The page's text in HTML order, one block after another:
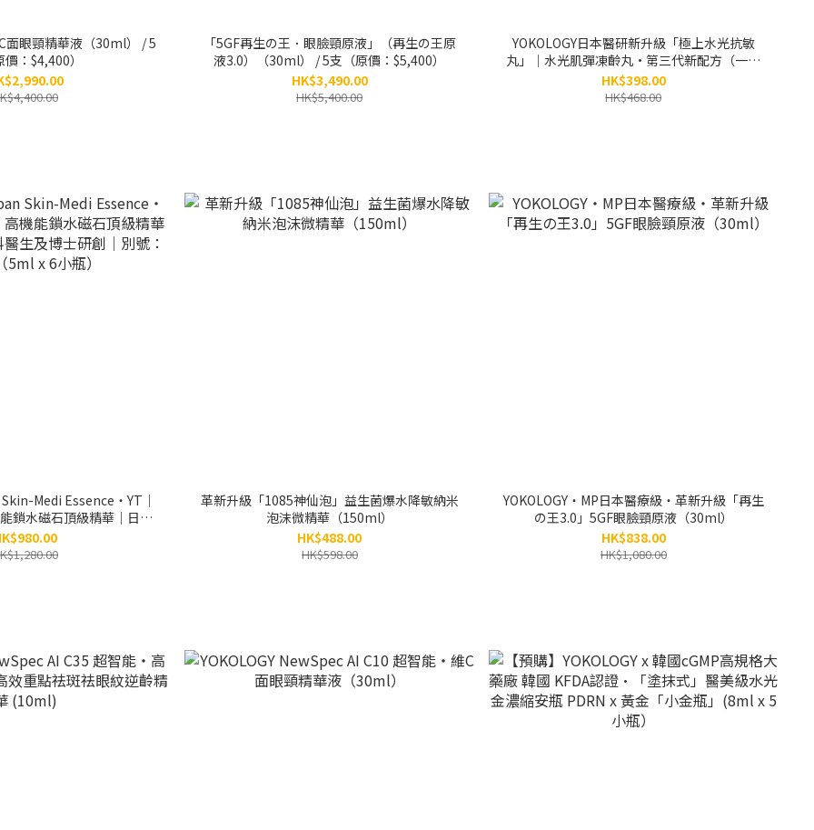
面眼頸精華液（30ml） / 5
：$4,400）
「5GF再生の王．眼臉頸原液」（再生の王原
液3.0）（30ml） / 5支（原價：$5,400）
HK$3,490.00
HK$5,400.00
YOKOLOGY日本醫研新升級「極上水光抗敏
丸」｜水光肌彈凍齡丸•第三代新配方（一盒
60粒）
HK$398.00
HK$468.00
Medi Essence・YT｜
鎖水磁石頂級精華｜日本
博士研創｜別號：小銀瓶
x 6小瓶）
革新升級「1085神仙泡」益生菌爆水降敏納米
泡沫微精華（150ml）
HK$488.00
HK$598.00
YOKOLOGY‧MP日本醫療級‧革新升級「再生
の王3.0」5GF眼臉頸原液（30ml）
HK$838.00
HK$1,080.00